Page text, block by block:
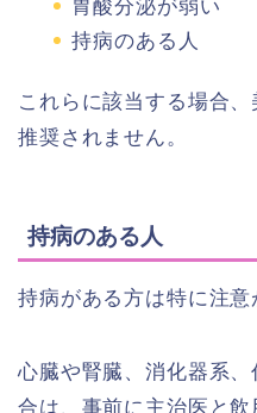
胃酸分泌が弱い
持病のある人
これらに該当する場合
推奨されません。
持病のある人
持病がある方は特に注意
心臓や腎臓、消化器系
合は、事前に主治医と